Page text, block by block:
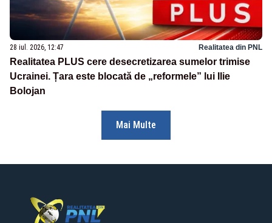
28 iul. 2026, 12:47 Realitatea din PNL
Realitatea PLUS cere desecretizarea sumelor trimise
Ucrainei. Țara este blocată de „reformele” lui Ilie
Bolojan
Mai Multe